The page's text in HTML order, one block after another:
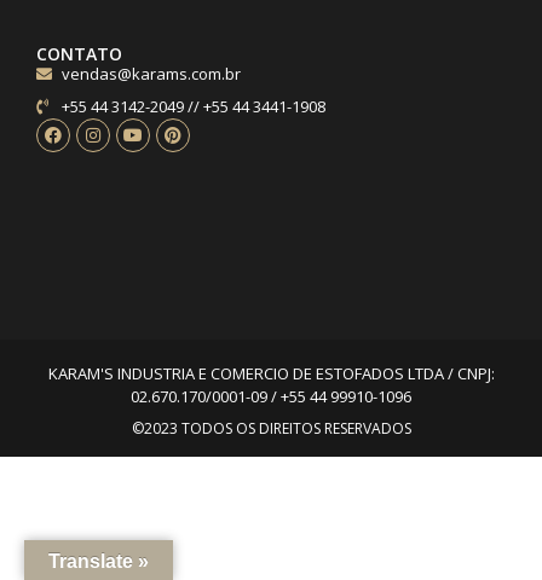
CONTATO
vendas@karams.com.br
+55 44 3142-2049 // +55 44 3441-1908
©2023 TODOS OS DIREITOS RESERVADOS
KARAM'S INDUSTRIA E COMERCIO DE ESTOFADOS LTDA / CNPJ:
02.670.170/0001-09 / +55 44 99910-1096
Translate »